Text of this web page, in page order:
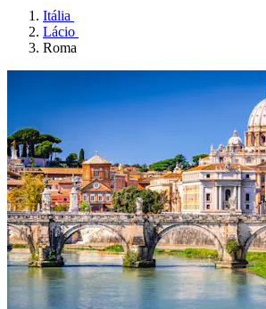
Itália
Lácio
Roma